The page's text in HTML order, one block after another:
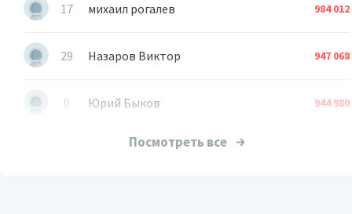
17 михаил рогалев 984 012
29 Назаров Виктор 947 068
0 Юрий Быков 944 980
Валера Миналта
Посмотреть все